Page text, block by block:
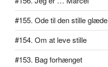
#155. Ode til den stille glæde
#154. Om at leve stille
#153. Bag forhænget